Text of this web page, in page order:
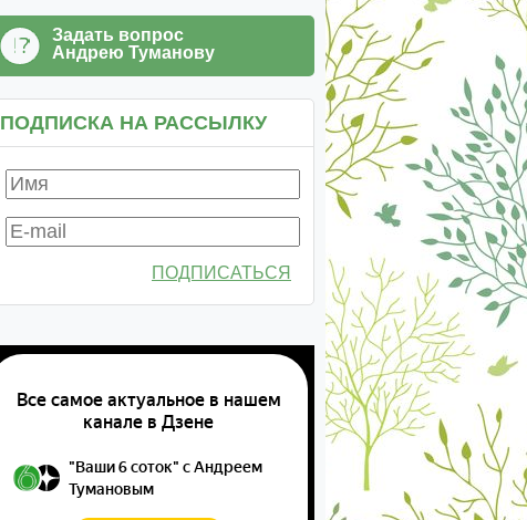
Задать вопрос
Андрею Туманову
ПОДПИСКА НА РАССЫЛКУ
ПОДПИСАТЬСЯ